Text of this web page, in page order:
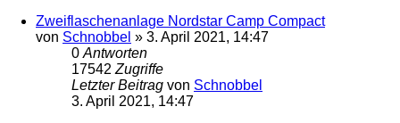
Zweiflaschenanlage Nordstar Camp Compact
von Schnobbel » 3. April 2021, 14:47
0 Antworten
17542 Zugriffe
Letzter Beitrag von Schnobbel
3. April 2021, 14:47